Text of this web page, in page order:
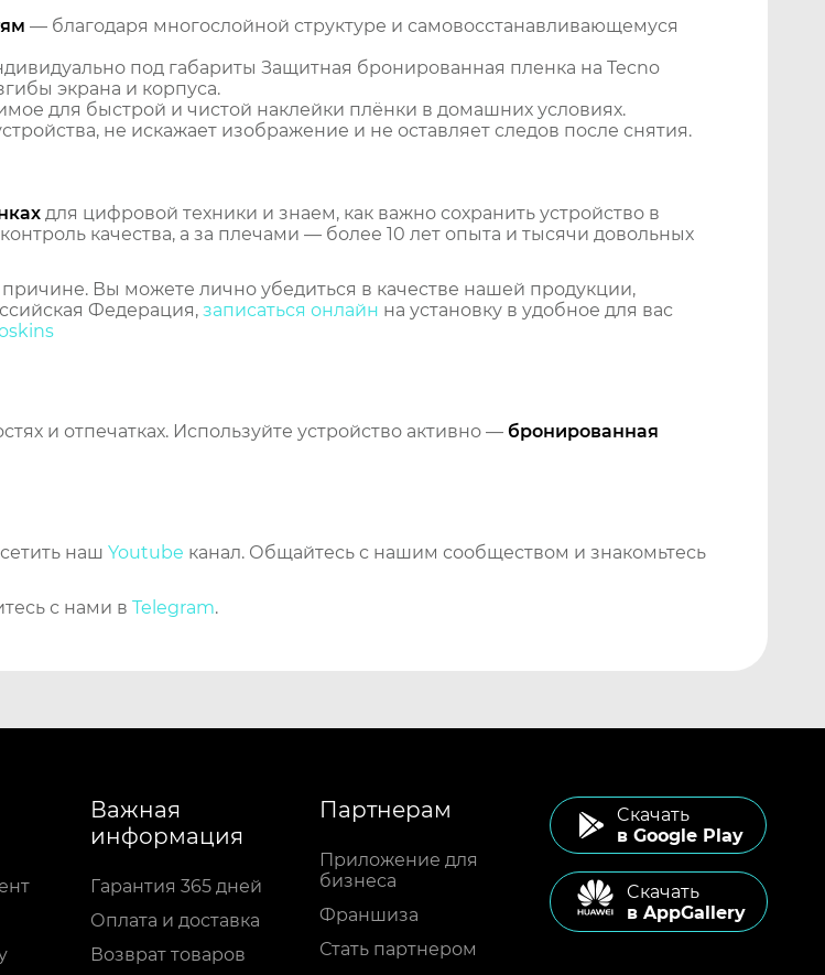
— благодаря многослойной структуре и самовосстанавливающемуся
под габариты Защитная бронированная пленка на Tecno
экрана и корпуса.
для быстрой и чистой наклейки плёнки в домашних условиях.
не искажает изображение и не оставляет следов после снятия.
для цифровой техники и знаем, как важно сохранить устройство в
качества, а за плечами — более 10 лет опыта и тысячи довольных
Вы можете лично убедиться в качестве нашей продукции,
Федерация, записаться онлайн на установку в удобное для вас
и отпечатках. Используйте устройство активно — бронированная
наш Youtube канал. Общайтесь с нашим сообществом и знакомьтесь
с нами в Telegram.
Важная
информация
Гарантия 365 дней
Оплата и доставка
Возврат товаров
Партнерам
Приложение для
бизнеса
Франшиза
Стать партнером
Cкачать
в Google Play
Cкачать
в AppGallery